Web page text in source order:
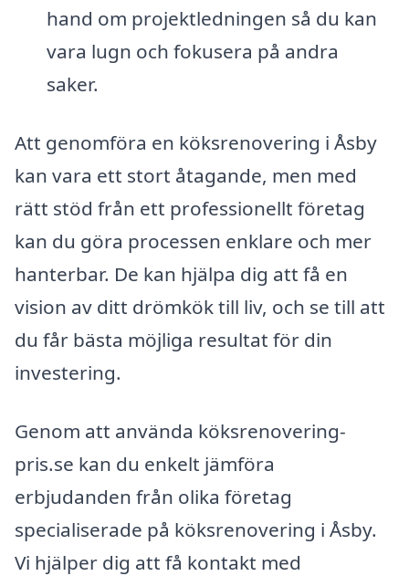
hand om projektledningen så du kan
vara lugn och fokusera på andra
saker.
Att genomföra en köksrenovering i Åsby
kan vara ett stort åtagande, men med
rätt stöd från ett professionellt företag
kan du göra processen enklare och mer
hanterbar. De kan hjälpa dig att få en
vision av ditt drömkök till liv, och se till att
du får bästa möjliga resultat för din
investering.
Genom att använda köksrenovering-
pris.se kan du enkelt jämföra
erbjudanden från olika företag
specialiserade på köksrenovering i Åsby.
Vi hjälper dig att få kontakt med